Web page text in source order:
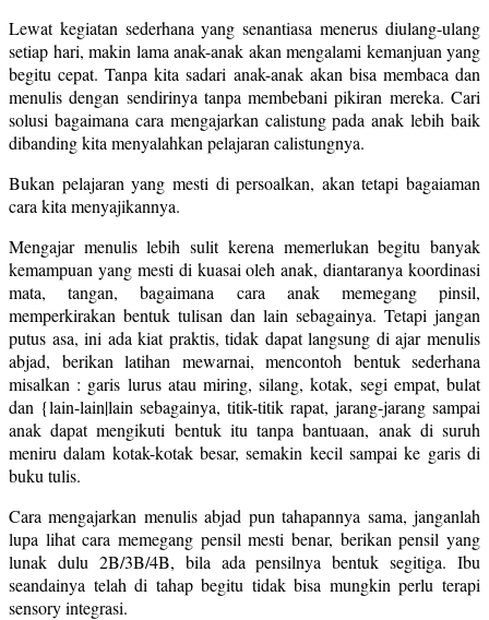
Lewat kegiatan sederhana yang senantiasa menerus diulang-ulang
setiap hari, makin lama anak-anak akan mengalami kemanjuan yang
begitu cepat. Tanpa kita sadari anak-anak akan bisa membaca dan
menulis dengan sendirinya tanpa membebani pikiran mereka. Cari
solusi bagaimana cara mengajarkan calistung pada anak lebih baik
dibanding kita menyalahkan pelajaran calistungnya.
Bukan pelajaran yang mesti di persoalkan, akan tetapi bagaiaman
cara kita menyajikannya.
Mengajar menulis lebih sulit kerena memerlukan begitu banyak
kemampuan yang mesti di kuasai oleh anak, diantaranya koordinasi
mata, tangan, bagaimana cara anak memegang pinsil,
memperkirakan bentuk tulisan dan lain sebagainya. Tetapi jangan
putus asa, ini ada kiat praktis, tidak dapat langsung di ajar menulis
abjad, berikan latihan mewarnai, mencontoh bentuk sederhana
misalkan : garis lurus atau miring, silang, kotak, segi empat, bulat
dan {lain-lain|lain sebagainya, titik-titik rapat, jarang-jarang sampai
anak dapat mengikuti bentuk itu tanpa bantuaan, anak di suruh
meniru dalam kotak-kotak besar, semakin kecil sampai ke garis di
buku tulis.
Cara mengajarkan menulis abjad pun tahapannya sama, janganlah
lupa lihat cara memegang pensil mesti benar, berikan pensil yang
lunak dulu 2B/3B/4B, bila ada pensilnya bentuk segitiga. Ibu
seandainya telah di tahap begitu tidak bisa mungkin perlu terapi
sensory integrasi.